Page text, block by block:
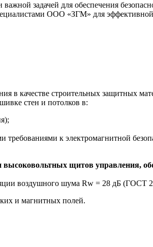
задачей для обеспечения
ООО «ЗГМ» для эффективной
в качестве строительных защитных
стен и потолков в:
к электромагнитной
щитов управления,
воздушного шума Rw = 28 дБ (ГОСТ